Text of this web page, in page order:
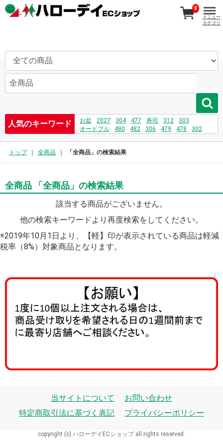
人気のキーワード お盆 2027 304 477 寿司 312
303
オードブル
480 482 306 479 478
302
0
メニュー
カテゴリ
トップ 全商品 「全商品」の検索結果
全商品 「全商品」の検索結果
該当する商品がございません。
他の検索キーワードより再度検索をしてください。
※2019年10月1日より、【軽】印が表示されている商品は軽減
税率（8%）対象商品となります。
当サイトについて
お問い合わせ
特定商取引法に基づく表記
プライバシーポリシー
copyright (c) ハローデイECショップ all rights reserved.